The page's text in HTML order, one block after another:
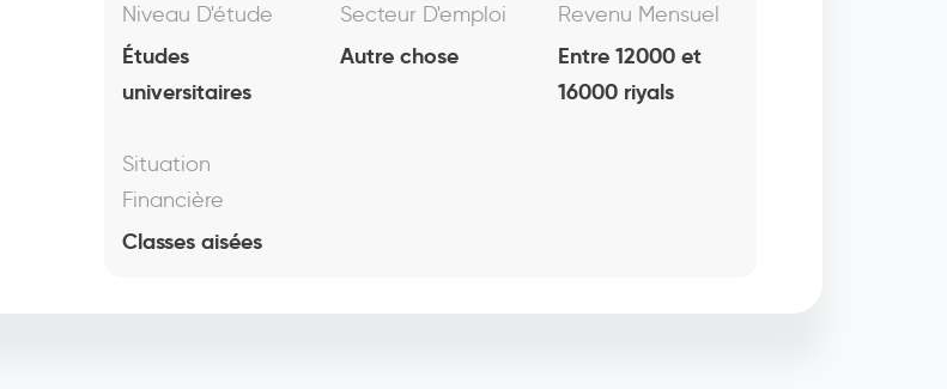
Niveau D'étude
Études
universitaires
Secteur D'emploi
Autre chose
Revenu Mensuel
Entre 12000 et
16000 riyals
Situation
Financière
Classes aisées